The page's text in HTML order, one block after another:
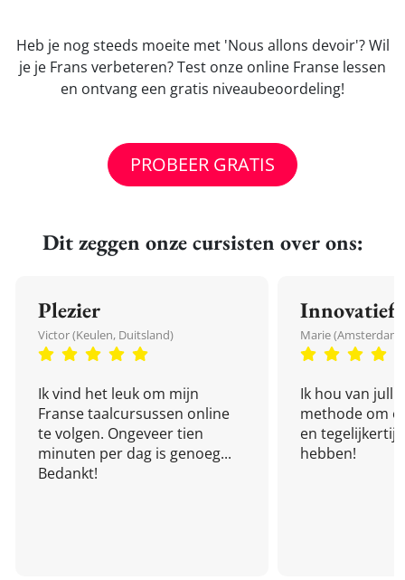
Heb je nog steeds moeite met 'Nous allons devoir'? Wil
je je Frans verbeteren? Test onze online Franse lessen
en ontvang een gratis niveaubeoordeling!
PROBEER GRATIS
Dit zeggen onze cursisten over ons:
Plezier
Victor (Keulen, Duitsland)
Ik vind het leuk om mijn
Franse taalcursussen online
te volgen. Ongeveer tien
minuten per dag is genoeg...
Bedankt!
Innovatief
Marie
Ik hou van
methode om
en
hebben!